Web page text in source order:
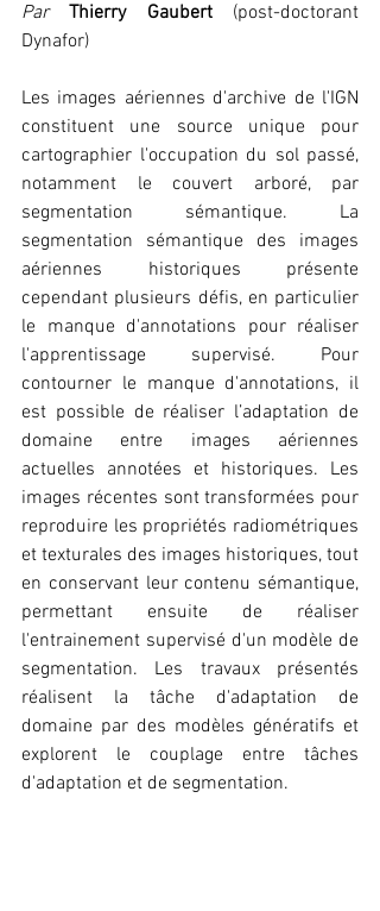
Par Thierry Gaubert (post-doctorant
Dynafor)
Les images aériennes d'archive de l'IGN
constituent une source unique pour
cartographier l'occupation du sol passé,
notamment le couvert arboré, par
segmentation sémantique. La
segmentation sémantique des images
aériennes historiques présente
cependant plusieurs défis, en particulier
le manque d'annotations pour réaliser
l'apprentissage supervisé. Pour
contourner le manque d'annotations, il
est possible de réaliser l’adaptation de
domaine entre images aériennes
actuelles annotées et historiques. Les
images récentes sont transformées pour
reproduire les propriétés radiométriques
et texturales des images historiques, tout
en conservant leur contenu sémantique,
permettant ensuite de réaliser
l'entrainement supervisé d'un modèle de
segmentation. Les travaux présentés
réalisent la tâche d'adaptation de
domaine par des modèles génératifs et
explorent le couplage entre tâches
d'adaptation et de segmentation.